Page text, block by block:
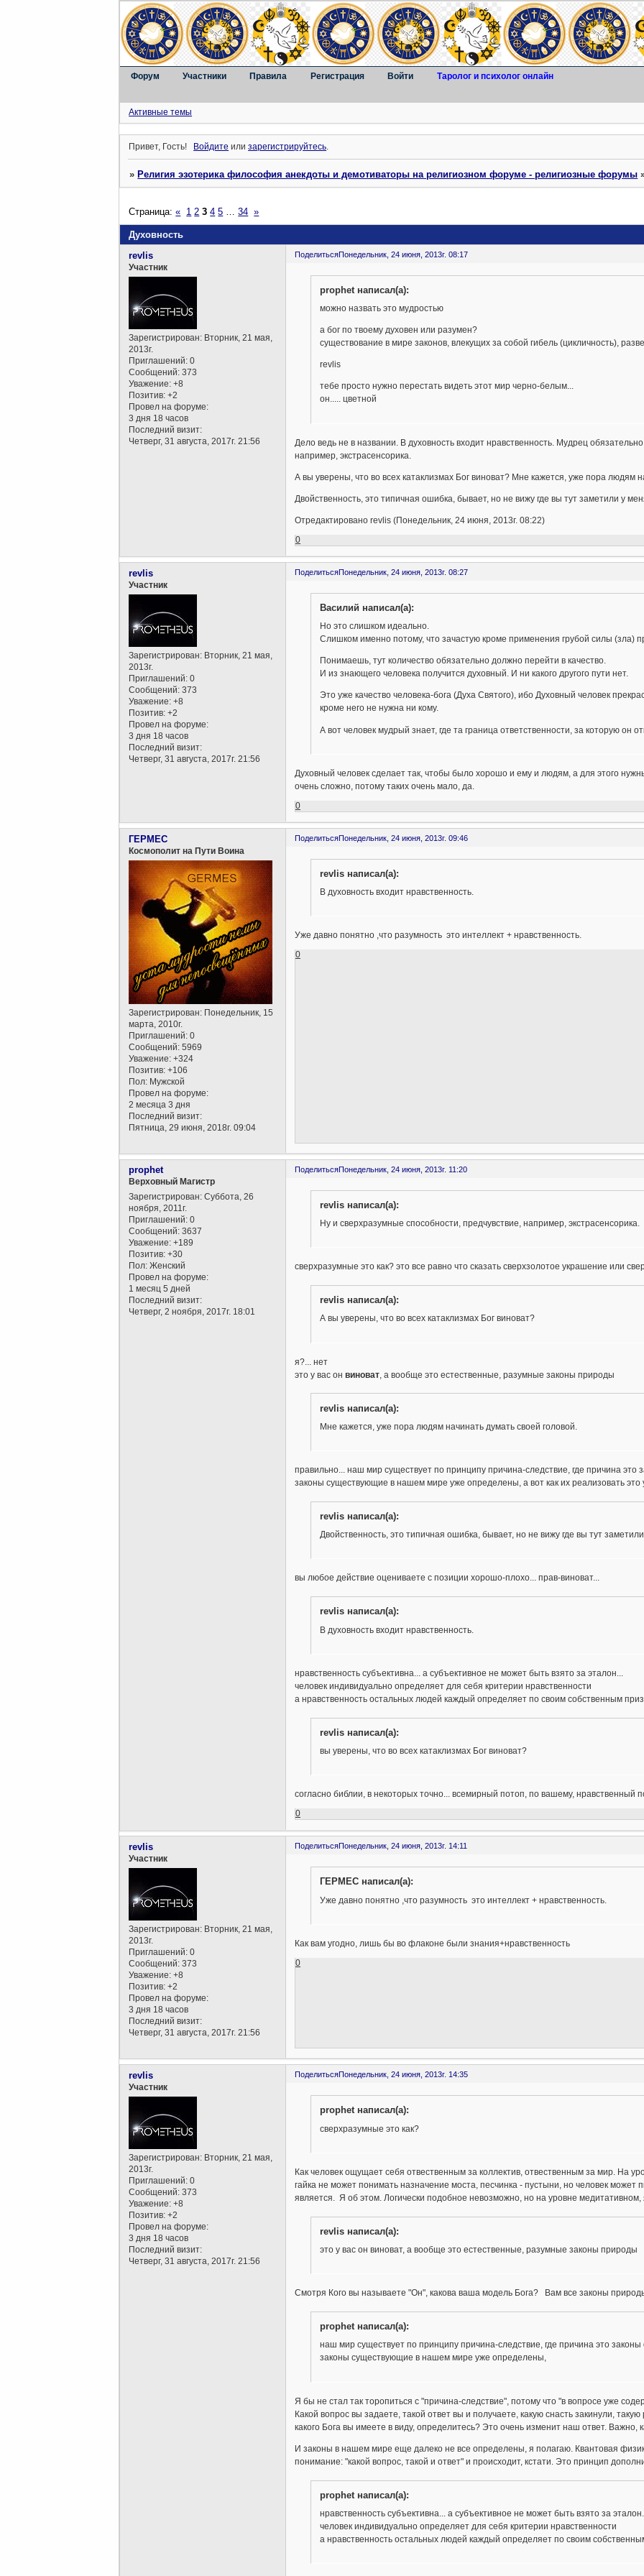
Форум Участники Правила Регистрация Войти Таролог и психолог онлайн
Активные темы
Привет, Гость! Войдите илизарегистрируйтесь.
»Религия эзотерика философия анекдоты и демотиваторы на религиозном форуме - религиозные форумы
Духовность
Страница:« 1 2 3 4 5 34 »
ПоделитьсяПонедельник, 24 июня, 2013г. 08:17
revlis
Участник
Зарегистрирован: Вторник, 21 мая,
2013г.
Приглашений: 0
Сообщений: 373
Уважение: +8
Позитив: +2
Провел на форуме:
3 дня 18 часов
Последний визит:
Четверг, 31 августа, 2017г. 21:56
prophet написал(а):
можно назвать это мудростью
а бог по твоему духовен или разумен?
существование в мире законов, влекущих за собой гибель (цикличность),
revlis
тебе просто нужно перестать видеть этот мир черно-белым...
он..... цветной
Дело ведь не в названии. В духовность входит нравственность. Мудрец
например, экстрасенсорика.
А вы уверены, что во всех катаклизмах Бог виноват? Мне кажется, уже пора людям
Двойственность, это типичная ошибка, бывает, но не вижу где вы тут заметили у
Отредактировано revlis (Понедельник, 24 июня, 2013г. 08:22)
0
ПоделитьсяПонедельник, 24 июня, 2013г. 08:27
revlis
Участник
Зарегистрирован: Вторник, 21 мая,
2013г.
Приглашений: 0
Сообщений: 373
Уважение: +8
Позитив: +2
Провел на форуме:
3 дня 18 часов
Последний визит:
Четверг, 31 августа, 2017г. 21:56
Василий написал(а):
Но это слишком идеально.
Слишком именно потому, что зачастую кроме применения грубой силы (зла)
Понимаешь, тут количество обязательно должно перейти в качество.
И из знающего человека получится духовный. И ни какого другого пути нет.
Это уже качество человека-бога (Духа Святого), ибо Духовный человек
кроме него не нужна ни кому.
А вот человек мудрый знает, где та граница ответственности, за которую он
Духовный человек сделает так, чтобы было хорошо и ему и людям, а для этого
очень сложно, потому таких очень мало, да.
0
ПоделитьсяПонедельник, 24 июня, 2013г. 09:46
ГЕРМЕС
Космополит на Пути Воина
Зарегистрирован: Понедельник, 15
марта, 2010г.
Приглашений: 0
Сообщений: 5969
Уважение: +324
Позитив: +106
Пол: Мужской
Провел на форуме:
2 месяца 3 дня
Последний визит:
Пятница, 29 июня, 2018г. 09:04
revlis написал(а):
В духовность входит нравственность.
Уже давно понятно ,что разумность это интеллект + нравственность.
0
ПоделитьсяПонедельник, 24 июня, 2013г. 11:20
prophet
Верховный Магистр
Зарегистрирован: Суббота, 26
ноября, 2011г.
Приглашений: 0
Сообщений: 3637
Уважение: +189
Позитив: +30
Пол: Женский
Провел на форуме:
1 месяц 5 дней
Последний визит:
Четверг, 2 ноября, 2017г. 18:01
revlis написал(а):
Ну и сверхразумные способности, предчувствие, например, экстрасенсорика.
сверхразумные это как? это все равно что сказать сверхзолотое украшение или
revlis написал(а):
А вы уверены, что во всех катаклизмах Бог виноват?
я?... нет
это у вас он виноват, а вообще это естественные, разумные законы природы
revlis написал(а):
Мне кажется, уже пора людям начинать думать своей головой.
правильно... наш мир существует по принципу причина-следствие, где причина это
законы существующие в нашем мире уже определены, а вот как их реализовать
revlis написал(а):
Двойственность, это типичная ошибка, бывает, но не вижу где вы тут
вы любое действие оцениваете с позиции хорошо-плохо... прав-виноват...
revlis написал(а):
В духовность входит нравственность.
нравственность субъективна... а субъективное не может быть взято за эталон...
человек индивидуально определяет для себя критерии нравственности
а нравственность остальных людей каждый определяет по своим собственным
revlis написал(а):
вы уверены, что во всех катаклизмах Бог виноват?
согласно библии, в некоторых точно... всемирный потоп, по вашему, нравственный
0
ПоделитьсяПонедельник, 24 июня, 2013г. 14:11
revlis
Участник
Зарегистрирован: Вторник, 21 мая,
2013г.
Приглашений: 0
Сообщений: 373
Уважение: +8
Позитив: +2
Провел на форуме:
3 дня 18 часов
Последний визит:
Четверг, 31 августа, 2017г. 21:56
ГЕРМЕС написал(а):
Уже давно понятно ,что разумность это интеллект + нравственность.
Как вам угодно, лишь бы во флаконе были знания+нравственность
0
ПоделитьсяПонедельник, 24 июня, 2013г. 14:35
revlis
Участник
Зарегистрирован: Вторник, 21 мая,
2013г.
Приглашений: 0
Сообщений: 373
Уважение: +8
Позитив: +2
Провел на форуме:
3 дня 18 часов
Последний визит:
Четверг, 31 августа, 2017г. 21:56
prophet написал(а):
сверхразумные это как?
Как человек ощущает себя отвественным за коллектив, отвественным за мир. На
гайка не может понимать назначение моста, песчинка - пустыни, но человек
является. Я об этом. Логически подобное невозможно, но на уровне
revlis написал(а):
это у вас он виноват, а вообще это естественные, разумные законы природы
Смотря Кого вы называете "Он", какова ваша модель Бога? Вам все законы
prophet написал(а):
наш мир существует по принципу причина-следствие, где причина это
законы существующие в нашем мире уже определены,
Я бы не стал так торопиться с "причина-следствие", потому что "в вопросе уже
Какой вопрос вы задаете, такой ответ вы и получаете, какую снасть закинули,
какого Бога вы имеете в виду, определитесь? Это очень изменит наш ответ. Важно,
И законы в нашем мире еще далеко не все определены, я полагаю. Квантовая
понимание: "какой вопрос, такой и ответ" и происходит, кстати. Это принцип
prophet написал(а):
нравственность субъективна... а субъективное не может быть взято за
человек индивидуально определяет для себя критерии нравственности
а нравственность остальных людей каждый определяет по своим